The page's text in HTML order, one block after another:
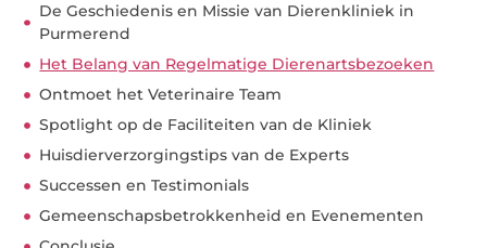
De Geschiedenis en Missie van Dierenkliniek in
Purmerend
Het Belang van Regelmatige Dierenartsbezoeken
Ontmoet het Veterinaire Team
Spotlight op de Faciliteiten van de Kliniek
Huisdierverzorgingstips van de Experts
Successen en Testimonials
Gemeenschapsbetrokkenheid en Evenementen